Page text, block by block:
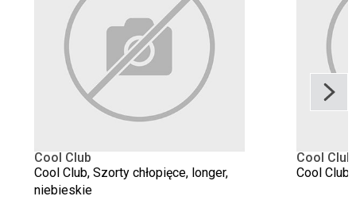
Cool Club
Cool Club, Szorty chłopięce, longer,
niebieskie
Cool Club
Cool Club,